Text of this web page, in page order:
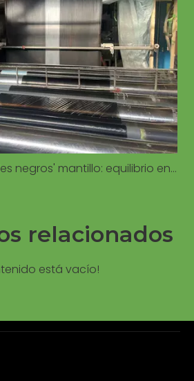
Centro claro, bordes negros' mantillo: equilibrio entre el calentamiento del suelo y el control de malezas
relacionados
está vacío!